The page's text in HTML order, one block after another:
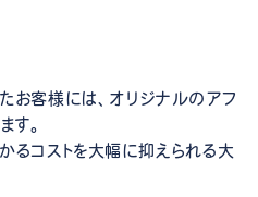
お客様には、オリジナルのアフ
す。
るコストを大幅に抑えられる大